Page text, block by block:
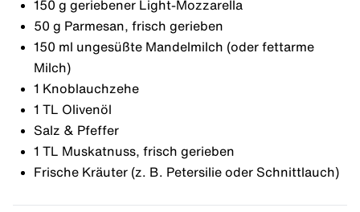
150 g geriebener Light-Mozzarella
50 g Parmesan, frisch gerieben
150 ml ungesüßte Mandelmilch (oder fettarme
Milch)
1 Knoblauchzehe
1 TL Olivenöl
Salz & Pfeffer
1 TL Muskatnuss, frisch gerieben
Frische Kräuter (z. B. Petersilie oder Schnittlauch)